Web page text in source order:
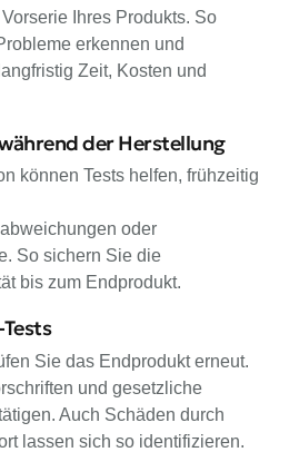
Ihres Produkts. So
erkennen und
Zeit, Kosten und
der Herstellung
können Tests helfen, frühzeitig
oder
So sichern Sie die
bis zum Endprodukt.
Sie das Endprodukt erneut.
und gesetzliche
Auch Schäden durch
lassen sich so identifizieren.